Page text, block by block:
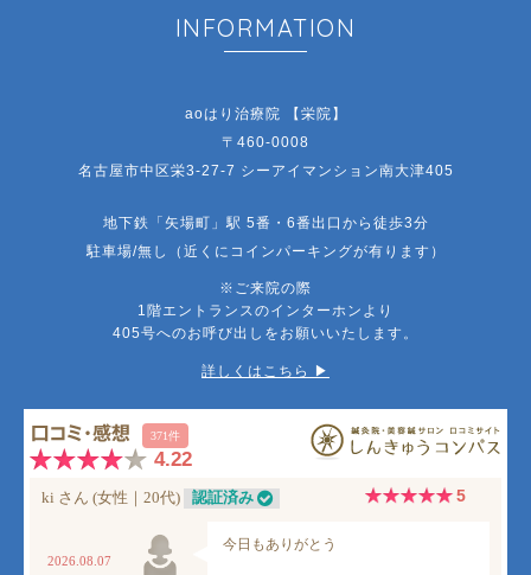
INFORMATION
aoはり治療院 【栄院】
〒460-0008
名古屋市中区栄3-27-7 シーアイマンション南大津405
地下鉄「矢場町」駅 5番・6番出口から徒歩3分
駐車場/無し（近くにコインパーキングが有ります）
※ご来院の際
1階エントランスのインターホンより
405号へのお呼び出しをお願いいたします。
詳しくはこちら ▶︎